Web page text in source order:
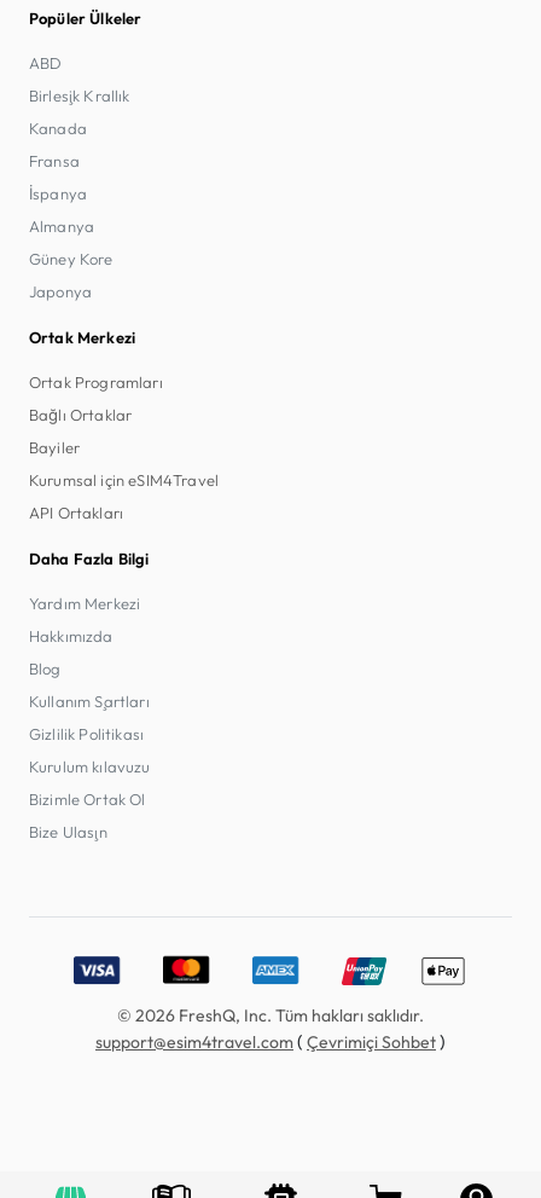
Popüler Ülkeler
ABD
Birleşik Krallık
Kanada
Fransa
İspanya
Almanya
Güney Kore
Japonya
Ortak Merkezi
Ortak Programları
Bağlı Ortaklar
Bayiler
Kurumsal için eSIM4Travel
API Ortakları
Daha Fazla Bilgi
Yardım Merkezi
Hakkımızda
Blog
Kullanım Şartları
Gizlilik Politikası
Kurulum kılavuzu
Bizimle Ortak Ol
Bize Ulaşın
Accepted payment methods: Visa, MasterCard, American
© 2026 FreshQ, Inc. Tüm hakları saklıdır.
support@esim4travel.com( Çevrimiçi Sohbet)